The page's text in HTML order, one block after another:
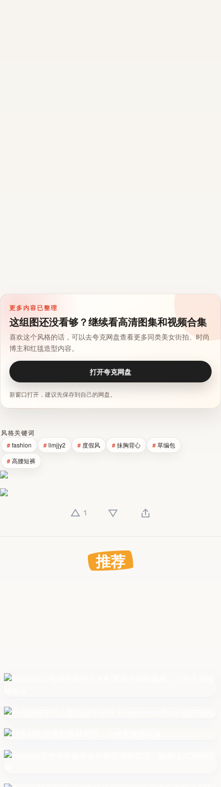
更多内容已整理
这组图还没看够？继续看高清图集和视频合集
喜欢这个风格的话，可以去夸克网盘查看更多同类美女街拍、时尚
博主和红毯造型内容。
打开夸克网盘
新窗口打开，建议先保存到自己的网盘。
风格关键词
fashion limjjy2 度假风 抹胸背心
草编包
高腰短裤
1
推荐